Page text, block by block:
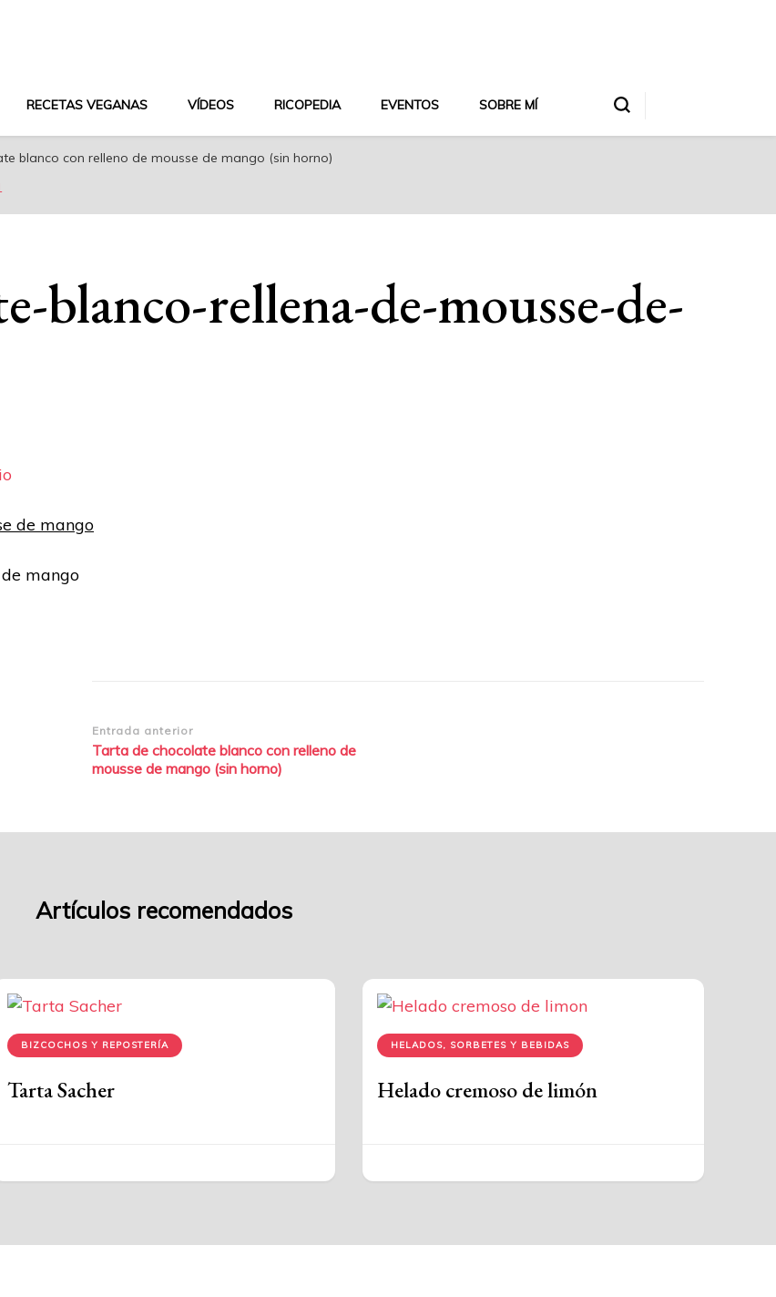
RECETAS VEGANAS VÍDEOS RICOPEDIA EVENTOS SOBRE MÍ
blanco con relleno de mousse de mango (sin horno)
blanco-rellena-de-mousse-de-
de-
blanco-
mango
Navegación
de
Entrada anterior
Tarta de chocolate blanco con relleno de
mousse de mango (sin horno)
Artículos recomendados
BIZCOCHOS Y REPOSTERÍA
Tarta Sacher
HELADOS, SORBETES Y BEBIDAS
Helado cremoso de limón